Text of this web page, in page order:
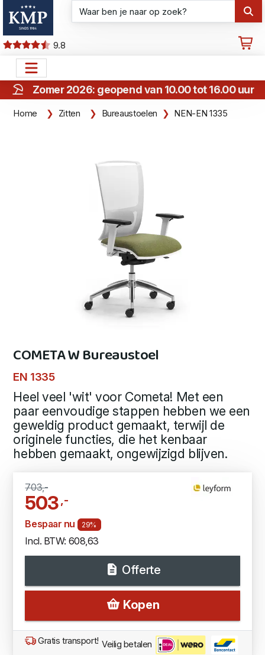
9.8
Zomer 2026: geopend van 10.00 tot 16.00 uur
Home Zitten Bureaustoelen NEN-EN 1335
COMETA W Bureaustoel
EN 1335
Heel veel 'wit' voor Cometa! Met een
paar eenvoudige stappen hebben we een
geweldig product gemaakt, terwijl de
originele functies, die het kenbaar
hebben gemaakt, ongewijzigd blijven.
703,-
503 ,-
Bespaar nu 29%
Incl. BTW: 608,63
Offerte
Kopen
Gratis transport! Veilig betalen